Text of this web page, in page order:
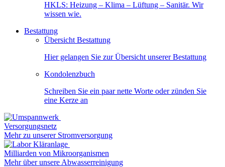
HKLS: Heizung – Klima – Lüftung – Sanitär. Wir
wissen wie.
Bestattung
Übersicht Bestattung
Hier gelangen Sie zur Übersicht unserer Bestattung
Kondolenzbuch
Schreiben Sie ein paar nette Worte oder zünden Sie
eine Kerze an
Versorgungsnetz
Mehr zu unserer Stromversorgung
Milliarden von Mikroorganismen
Mehr über unsere Abwasserreinigung